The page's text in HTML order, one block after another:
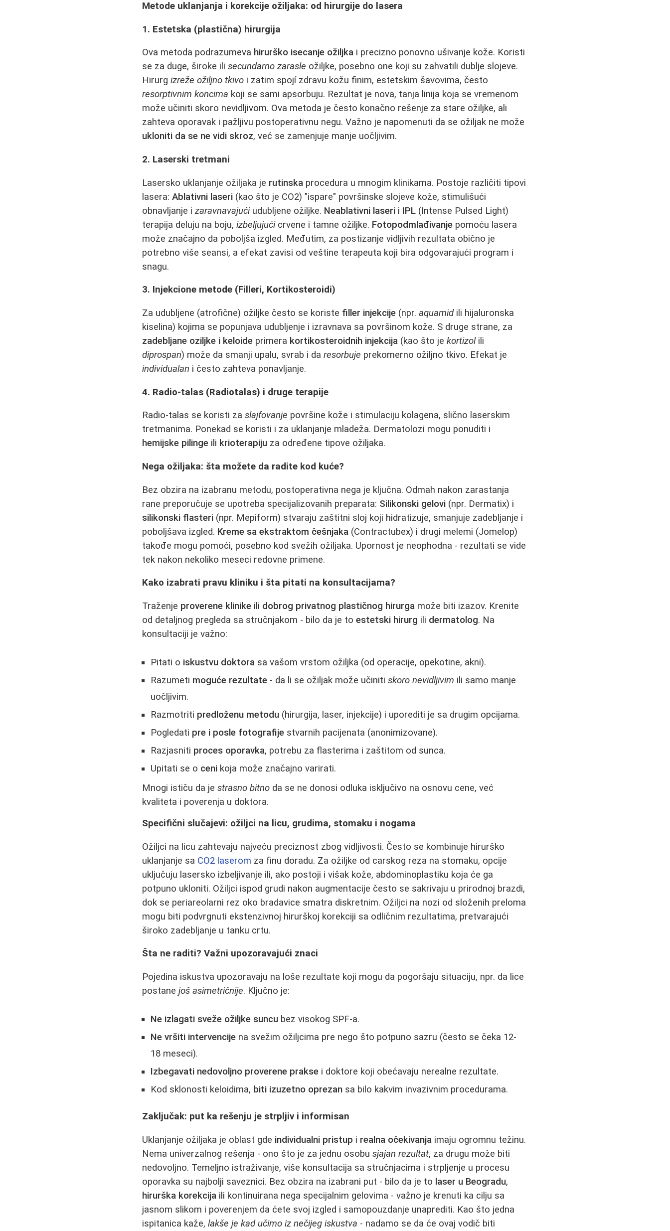
Metode uklanjanja i korekcije ožiljaka: od hirurgije do lasera
1. Estetska (plastična) hirurgija
Ova metoda podrazumeva hirurško isecanje ožiljka i precizno ponovno ušivanje kože. Koristi
se za duge, široke ilisecundarno zarasle ožiljke, posebno one koji su zahvatili dublje slojeve.
Hirurgizreže ožiljno tkivo i zatim spojí zdravu kožu finim, estetskim šavovima, često
resorptivnim koncima koji se sami apsorbuju. Rezultat je nova, tanja linija koja se vremenom
može učiniti skoro nevidljivom. Ova metoda je često konačno rešenje za stare ožiljke, ali
zahteva oporavak i pažljivu postoperativnu negu. Važno je napomenuti da se ožiljak ne može
ukloniti da se ne vidi skroz, već se zamenjuje manje uočljivim.
2. Laserski tretmani
Lasersko uklanjanje ožiljaka je rutinska procedura u mnogim klinikama. Postoje različiti tipovi
lasera:Ablativni laseri (kao što je CO2) "ispare" površinske slojeve kože, stimulišući
obnavljanje izaravnavajućiudubljene ožiljke. Neablativni laseri i IPL (Intense Pulsed Light)
terapija deluju na boju,izbeljujućicrvene i tamne ožiljke. Fotopodmlađivanje pomoću lasera
može značajno da poboljša izgled. Međutim, za postizanje vidljivih rezultata obično je
potrebno više seansi, a efekat zavisi od veštine terapeuta koji bira odgovarajući program i
snagu.
3. Injekcione metode (Filleri, Kortikosteroidi)
Za udubljene (atrofične) ožiljke često se koriste filler injekcije (npr.aquamidili hijaluronska
kiselina) kojima se popunjava udubljenje i izravnava sa površinom kože. S druge strane, za
zadebljane oziljke i keloide primera kortikosteroidnih injekcija (kao što jekortizolili
diprospan) može da smanji upalu, svrab i daresorbuje prekomerno ožiljno tkivo. Efekat je
individualan i često zahteva ponavljanje.
4. Radio-talas (Radiotalas) i druge terapije
Radio-talas se koristi zaslajfovanje površine kože i stimulaciju kolagena, slično laserskim
tretmanima. Ponekad se koristi i za uklanjanje mladeža. Dermatolozi mogu ponuditi i
hemijske pilinge ili krioterapiju za određene tipove ožiljaka.
Negа ožiljaka: šta možete da radite kod kuće?
Bez obzira na izabranu metodu, postoperativna nega je ključna. Odmah nakon zarastanja
rane preporučuje se upotreba specijalizovanih preparata: Silikonski gelovi (npr. Dermatix) i
silikonski flasteri (npr. Mepiform) stvaraju zaštitni sloj koji hidratizuje, smanjuje zadebljanje i
poboljšava izgled. Kreme sa ekstraktom češnjaka (Contractubex) i drugi melemi (Jomelop)
takođe mogu pomoći, posebno kod svežih ožiljaka. Upornost je neophodna - rezultati se vide
tek nakon nekoliko meseci redovne primene.
Kako izabrati pravu kliniku i šta pitati na konsultacijama?
Traženje proverene klinike ili dobrog privatnog plastičnog hirurga može biti izazov. Krenite
od detaljnog pregleda sa stručnjakom - bilo da je toestetski hirurg ili dermatolog. Na
konsultaciji je važno:
Pitati o iskustvu doktora sa vašom vrstom ožiljka (od operacije, opekotine, akni).
Razumeti moguće rezultate - da li se ožiljak može učinitiskoro nevidljivim ili samo manje
uočljivim.
Razmotriti predloženu metodu (hirurgija, laser, injekcije) i uporediti je sa drugim opcijama.
Pogledati pre i posle fotografije stvarnih pacijenata (anonimizovane).
Razjasniti proces oporavka, potrebu za flasterima i zaštitom od sunca.
Upitati se o ceni koja može značajno varirati.
Mnogi ističu da jestrasno bitno da se ne donosi odluka isključivo na osnovu cene, već
kvaliteta i poverenja u doktora.
Specifični slučajevi: ožiljci na licu, grudima, stomaku i nogama
Ožiljci na licu zahtevaju najveću preciznost zbog vidljivosti. Često se kombinuje hirurško
uklanjanje sa CO2 laserom za finu doradu. Za ožiljke od carskog reza na stomaku, opcije
uključuju lasersko izbeljivanje ili, ako postoji i višak kože, abdominoplastiku koja će ga
potpuno ukloniti. Ožiljci ispod grudi nakon augmentacije često se sakrivaju u prirodnoj brazdi,
dok se periareolarni rez oko bradavice smatra diskretnim. Ožiljci na nozi od složenih preloma
mogu biti podvrgnuti ekstenzivnoj hirurškoj korekciji sa odličnim rezultatima, pretvarajući
široko zadebljanje u tanku crtu.
Šta ne raditi? Važni upozoravajući znaci
Pojedina iskustva upozoravaju na loše rezultate koji mogu da pogoršaju situaciju, npr. da lice
postanejoš asimetričnije. Ključno je:
Ne izlagati sveže ožiljke suncu bez visokog SPF-a.
Ne vršiti intervencije na svežim ožiljcima pre nego što potpuno sazru (često se čeka 12-
18 meseci).
Izbegavati nedovoljno proverene prakse i doktore koji obećavaju nerealne rezultate.
Kod sklonosti keloidima, biti izuzetno oprezan sa bilo kakvim invazivnim procedurama.
Zaključak: put ka rešenju je strpljiv i informisan
Uklanjanje ožiljaka je oblast gde individualni pristup i realna očekivanja imaju ogromnu težinu.
Nema univerzalnog rešenja - ono što je za jednu osobusjajan rezultat, za drugu može biti
nedovoljno. Temeljno istraživanje, više konsultacija sa stručnjacima i strpljenje u procesu
oporavka su najbolji saveznici. Bez obzira na izabrani put - bilo da je to laser u Beogradu,
hirurška korekcija ili kontinuirana nega specijalnim gelovima - važno je krenuti ka cilju sa
jasnom slikom i poverenjem da ćete svoj izgled i samopouzdanje unaprediti. Kao što jedna
ispitanica kaže,lakše je kad učimo iz nečijeg iskustva - nadamo se da će ovaj vodič biti